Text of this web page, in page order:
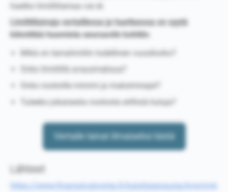
haetko limiittilainaa vai et.
Limiittilainoja vertaillessa ja haettaessa on syytä
kiinnittää huomiota seuraaviin kohtiin:
Mikä on lainalimiitin todellinen vuosikorko?
Onko limiitillä avausmaksua?
Onko nostoille minimi ja maksimirajat?
Tuleeko jokaisesta nostosta erillisiä kuluja?
Vertaile lainat ilmaiseksi tästä
Lähteet
https://www.finanssivalvonta.fi/kuluttajansuoja/kysymyk